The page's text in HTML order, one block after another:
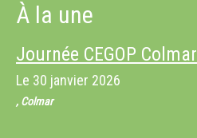
À la une
Journée CEGOP Colmar
Le 30 janvier 2026
, Colmar